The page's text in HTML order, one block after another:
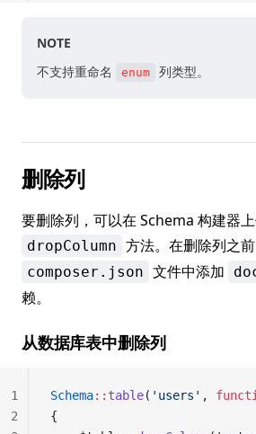
NOTE
不支持重命名
enum 列类型。
删除列
要删除列，可以在 Schema 构建器
dropColumn 方法。在删除列之
composer.json 文件中添加
赖。
从数据库表中删除列
Schema:: table( 'users' ,
{
1
2